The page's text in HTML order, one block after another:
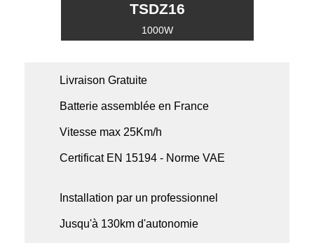
TSDZ16
1000W
Livraison Gratuite
Batterie assemblée en France
Vitesse max 25Km/h
Certificat EN 15194 - Norme VAE
Installation par un professionnel
Jusqu'à 130km d'autonomie